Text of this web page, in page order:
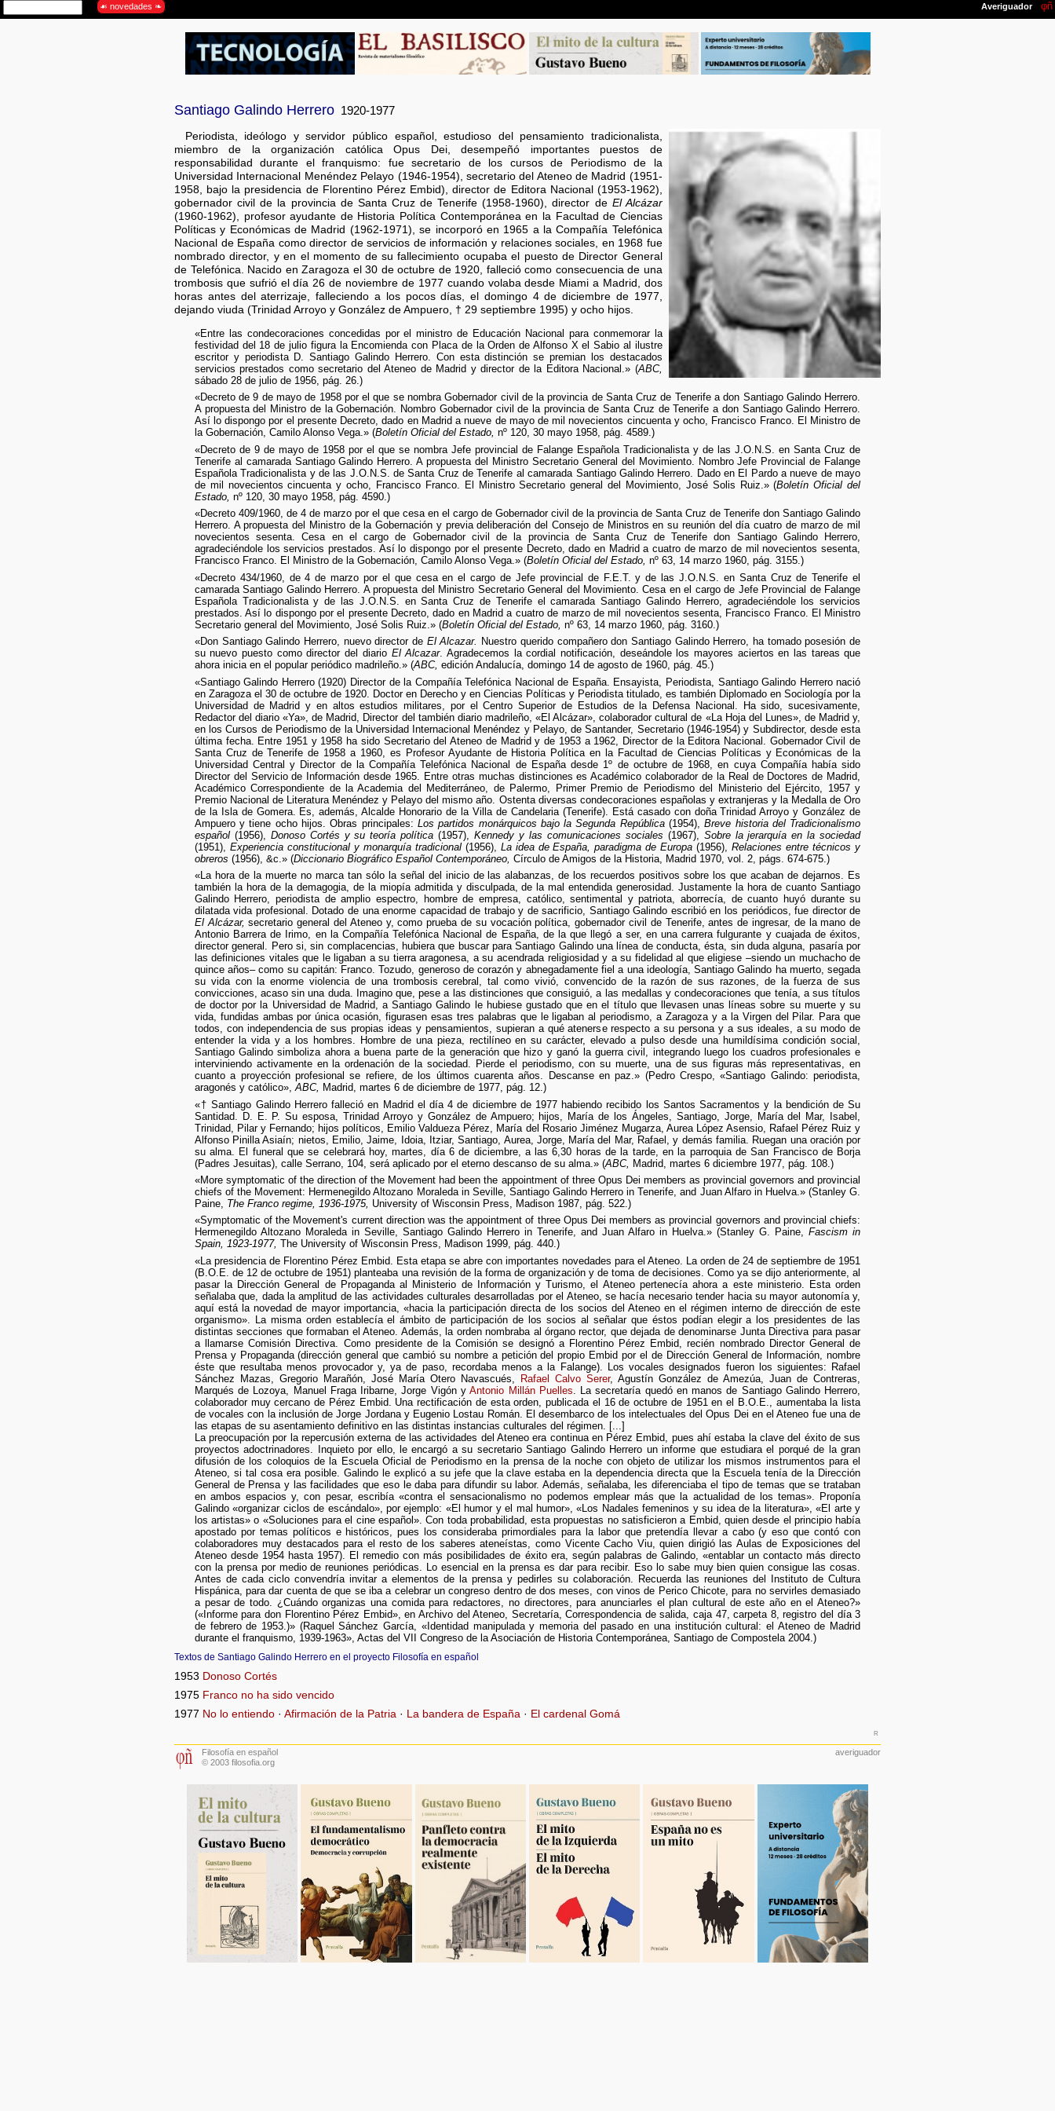
Santiago Galindo Herrero 1920-1977
Periodista, ideólogo y servidor público español, estudioso del pensamiento tradicionalista,
miembro de la organización católica Opus Dei, desempeñó importantes puestos de
responsabilidad durante el franquismo: fue secretario de los cursos de Periodismo de la
Universidad Internacional Menéndez Pelayo (1946-1954), secretario del Ateneo de Madrid (1951-
1958, bajo la presidencia de Florentino Pérez Embid), director de Editora Nacional (1953-1962),
gobernador civil de la provincia de Santa Cruz de Tenerife (1958-1960), director de El Alcázar
(1960-1962), profesor ayudante de Historia Política Contemporánea en la Facultad de Ciencias
Políticas y Económicas de Madrid (1962-1971), se incorporó en 1965 a la Compañía Telefónica
Nacional de España como director de servicios de información y relaciones sociales, en 1968 fue
nombrado director, y en el momento de su fallecimiento ocupaba el puesto de Director General
de Telefónica. Nacido en Zaragoza el 30 de octubre de 1920, falleció como consecuencia de una
trombosis que sufrió el día 26 de noviembre de 1977 cuando volaba desde Miami a Madrid, dos
horas antes del aterrizaje, falleciendo a los pocos días, el domingo 4 de diciembre de 1977,
dejando viuda (Trinidad Arroyo y González de Ampuero, † 29 septiembre 1995) y ocho hijos.
«Entre las condecoraciones concedidas por el ministro de Educación Nacional para conmemorar la
festividad del 18 de julio figura la Encomienda con Placa de la Orden de Alfonso X el Sabio al ilustre
escritor y periodista D. Santiago Galindo Herrero. Con esta distinción se premian los destacados
servicios prestados como secretario del Ateneo de Madrid y director de la Editora Nacional.» (ABC,
sábado 28 de julio de 1956, pág. 26.)
«Decreto de 9 de mayo de 1958 por el que se nombra Gobernador civil de la provincia de Santa Cruz de Tenerife a don Santiago Galindo Herrero.
A propuesta del Ministro de la Gobernación. Nombro Gobernador civil de la provincia de Santa Cruz de Tenerife a don Santiago Galindo Herrero.
Así lo dispongo por el presente Decreto, dado en Madrid a nueve de mayo de mil novecientos cincuenta y ocho, Francisco Franco. El Ministro de
la Gobernación, Camilo Alonso Vega.» (Boletín Oficial del Estado, nº 120, 30 mayo 1958, pág. 4589.)
«Decreto de 9 de mayo de 1958 por el que se nombra Jefe provincial de Falange Española Tradicionalista y de las J.O.N.S. en Santa Cruz de
Tenerife al camarada Santiago Galindo Herrero. A propuesta del Ministro Secretario General del Movimiento. Nombro Jefe Provincial de Falange
Española Tradicionalista y de las J.O.N.S. de Santa Cruz de Tenerife al camarada Santiago Galindo Herrero. Dado en El Pardo a nueve de mayo
de mil novecientos cincuenta y ocho, Francisco Franco. El Ministro Secretario general del Movimiento, José Solis Ruiz.» (Boletín Oficial del
Estado, nº 120, 30 mayo 1958, pág. 4590.)
«Decreto 409/1960, de 4 de marzo por el que cesa en el cargo de Gobernador civil de la provincia de Santa Cruz de Tenerife don Santiago Galindo
Herrero. A propuesta del Ministro de la Gobernación y previa deliberación del Consejo de Ministros en su reunión del día cuatro de marzo de mil
novecientos sesenta. Cesa en el cargo de Gobernador civil de la provincia de Santa Cruz de Tenerife don Santiago Galindo Herrero,
agradeciéndole los servicios prestados. Así lo dispongo por el presente Decreto, dado en Madrid a cuatro de marzo de mil novecientos sesenta,
Francisco Franco. El Ministro de la Gobernación, Camilo Alonso Vega.» (Boletín Oficial del Estado, nº 63, 14 marzo 1960, pág. 3155.)
«Decreto 434/1960, de 4 de marzo por el que cesa en el cargo de Jefe provincial de F.E.T. y de las J.O.N.S. en Santa Cruz de Tenerife el
camarada Santiago Galindo Herrero. A propuesta del Ministro Secretario General del Movimiento. Cesa en el cargo de Jefe Provincial de Falange
Española Tradicionalista y de las J.O.N.S. en Santa Cruz de Tenerife el camarada Santiago Galindo Herrero, agradeciéndole los servicios
prestados. Así lo dispongo por el presente Decreto, dado en Madrid a cuatro de marzo de mil novecientos sesenta, Francisco Franco. El Ministro
Secretario general del Movimiento, José Solis Ruiz.» (Boletín Oficial del Estado, nº 63, 14 marzo 1960, pág. 3160.)
«Don Santiago Galindo Herrero, nuevo director de El Alcazar. Nuestro querido compañero don Santiago Galindo Herrero, ha tomado posesión de
su nuevo puesto como director del diario El Alcazar. Agradecemos la cordial notificación, deseándole los mayores aciertos en las tareas que
ahora inicia en el popular periódico madrileño.» (ABC, edición Andalucía, domingo 14 de agosto de 1960, pág. 45.)
«Santiago Galindo Herrero (1920) Director de la Compañía Telefónica Nacional de España. Ensayista, Periodista, Santiago Galindo Herrero nació
en Zaragoza el 30 de octubre de 1920. Doctor en Derecho y en Ciencias Políticas y Periodista titulado, es también Diplomado en Sociología por la
Universidad de Madrid y en altos estudios militares, por el Centro Superior de Estudios de la Defensa Nacional. Ha sido, sucesivamente,
Redactor del diario «Ya», de Madrid, Director del también diario madrileño, «El Alcázar», colaborador cultural de «La Hoja del Lunes», de Madrid y,
en los Cursos de Periodismo de la Universidad Internacional Menéndez y Pelayo, de Santander, Secretario (1946-1954) y Subdirector, desde esta
última fecha. Entre 1951 y 1958 ha sido Secretario del Ateneo de Madrid y de 1953 a 1962, Director de la Editora Nacional. Gobernador Civil de
Santa Cruz de Tenerife de 1958 a 1960, es Profesor Ayudante de Historia Política en la Facultad de Ciencias Políticas y Económicas de la
Universidad Central y Director de la Compañía Telefónica Nacional de España desde 1º de octubre de 1968, en cuya Compañía había sido
Director del Servicio de Información desde 1965. Entre otras muchas distinciones es Académico colaborador de la Real de Doctores de Madrid,
Académico Correspondiente de la Academia del Mediterráneo, de Palermo, Primer Premio de Periodismo del Ministerio del Ejército, 1957 y
Premio Nacional de Literatura Menéndez y Pelayo del mismo año. Ostenta diversas condecoraciones españolas y extranjeras y la Medalla de Oro
de la Isla de Gomera. Es, además, Alcalde Honorario de la Villa de Candelaria (Tenerife). Está casado con doña Trinidad Arroyo y González de
Ampuero y tiene ocho hijos. Obras principales: Los partidos monárquicos bajo la Segunda República(1954),Breve historia del Tradicionalismo
español(1956), Donoso Cortés y su teoría política (1957),Kennedy y las comunicaciones sociales (1967), Sobre la jerarquía en la sociedad
(1951), Experiencia constitucional y monarquía tradicional(1956), La idea de España, paradigma de Europa (1956),Relaciones entre técnicos y
obreros (1956), &c.» (Diccionario Biográfico Español Contemporáneo, Círculo de Amigos de la Historia, Madrid 1970, vol. 2, págs. 674-675.)
«La hora de la muerte no marca tan sólo la señal del inicio de las alabanzas, de los recuerdos positivos sobre los que acaban de dejarnos. Es
también la hora de la demagogia, de la miopía admitida y disculpada, de la mal entendida generosidad. Justamente la hora de cuanto Santiago
Galindo Herrero, periodista de amplio espectro, hombre de empresa, católico, sentimental y patriota, aborrecía, de cuanto huyó durante su
dilatada vida profesional. Dotado de una enorme capacidad de trabajo y de sacrificio, Santiago Galindo escribió en los periódicos, fue director de
El Alcázar, secretario general del Ateneo y, como prueba de su vocación política, gobernador civil de Tenerife, antes de ingresar, de la mano de
Antonio Barrera de Irimo, en la Compañía Telefónica Nacional de España, de la que llegó a ser, en una carrera fulgurante y cuajada de éxitos,
director general. Pero si, sin complacencias, hubiera que buscar para Santiago Galindo una línea de conducta, ésta, sin duda alguna, pasaría por
las definiciones vitales que le ligaban a su tierra aragonesa, a su acendrada religiosidad y a su fidelidad al que eligiese –siendo un muchacho de
quince años– como su capitán: Franco. Tozudo, generoso de corazón y abnegadamente fiel a una ideología, Santiago Galindo ha muerto, segada
su vida con la enorme violencia de una trombosis cerebral, tal como vivió, convencido de la razón de sus razones, de la fuerza de sus
convicciones, acaso sin una duda. Imagino que, pese a las distinciones que consiguió, a las medallas y condecoraciones que tenía, a sus títulos
de doctor por la Universidad de Madrid, a Santiago Galindo le hubiese gustado que en el título que llevasen unas líneas sobre su muerte y su
vida, fundidas ambas por única ocasión, figurasen esas tres palabras que le ligaban al periodismo, a Zaragoza y a la Virgen del Pilar. Para que
todos, con independencia de sus propias ideas y pensamientos, supieran a qué atenerse respecto a su persona y a sus ideales, a su modo de
entender la vida y a los hombres. Hombre de una pieza, rectilíneo en su carácter, elevado a pulso desde una humildísima condición social,
Santiago Galindo simboliza ahora a buena parte de la generación que hizo y ganó la guerra civil, integrando luego los cuadros profesionales e
interviniendo activamente en la ordenación de la sociedad. Pierde el periodismo, con su muerte, una de sus figuras más representativas, en
cuanto a proyección profesional se refiere, de los últimos cuarenta años. Descanse en paz.» (Pedro Crespo, «Santiago Galindo: periodista,
aragonés y católico»,ABC, Madrid, martes 6 de diciembre de 1977, pág. 12.)
«† Santiago Galindo Herrero falleció en Madrid el día 4 de diciembre de 1977 habiendo recibido los Santos Sacramentos y la bendición de Su
Santidad. D. E. P. Su esposa, Trinidad Arroyo y González de Ampuero; hijos, María de los Ángeles, Santiago, Jorge, María del Mar, Isabel,
Trinidad, Pilar y Fernando; hijos políticos, Emilio Valdueza Pérez, María del Rosario Jiménez Mugarza, Aurea López Asensio, Rafael Pérez Ruiz y
Alfonso Pinilla Asiaín; nietos, Emilio, Jaime, Idoia, Itziar, Santiago, Aurea, Jorge, María del Mar, Rafael, y demás familia. Ruegan una oración por
su alma. El funeral que se celebrará hoy, martes, día 6 de diciembre, a las 6,30 horas de la tarde, en la parroquia de San Francisco de Borja
(Padres Jesuitas), calle Serrano, 104, será aplicado por el eterno descanso de su alma.» (ABC, Madrid, martes 6 diciembre 1977, pág. 108.)
«More symptomatic of the direction of the Movement had been the appointment of three Opus Dei members as provincial governors and provincial
chiefs of the Movement: Hermenegildo Altozano Moraleda in Seville, Santiago Galindo Herrero in Tenerife, and Juan Alfaro in Huelva.» (Stanley G.
Paine, The Franco regime, 1936-1975, University of Wisconsin Press, Madison 1987, pág. 522.)
«Symptomatic of the Movement's current direction was the appointment of three Opus Dei members as provincial governors and provincial chiefs:
Hermenegildo Altozano Moraleda in Seville, Santiago Galindo Herrero in Tenerife, and Juan Alfaro in Huelva.» (Stanley G. Paine,Fascism in
Spain, 1923-1977, The University of Wisconsin Press, Madison 1999, pág. 440.)
«La presidencia de Florentino Pérez Embid. Esta etapa se abre con importantes novedades para el Ateneo. La orden de 24 de septiembre de 1951
(B.O.E. de 12 de octubre de 1951) planteaba una revisión de la forma de organización y de toma de decisiones. Como ya se dijo anteriormente, al
pasar la Dirección General de Propaganda al Ministerio de Información y Turismo, el Ateneo pertenecía ahora a este ministerio. Esta orden
señalaba que, dada la amplitud de las actividades culturales desarrolladas por el Ateneo, se hacía necesario tender hacia su mayor autonomía y,
aquí está la novedad de mayor importancia, «hacia la participación directa de los socios del Ateneo en el régimen interno de dirección de este
organismo». La misma orden establecía el ámbito de participación de los socios al señalar que éstos podían elegir a los presidentes de las
distintas secciones que formaban el Ateneo. Además, la orden nombraba al órgano rector, que dejada de denominarse Junta Directiva para pasar
a llamarse Comisión Directiva. Como presidente de la Comisión se designó a Florentino Pérez Embid, recién nombrado Director General de
Prensa y Propaganda (dirección general que cambió su nombre a petición del propio Embid por el de Dirección General de Información, nombre
éste que resultaba menos provocador y, ya de paso, recordaba menos a la Falange). Los vocales designados fueron los siguientes: Rafael
Sánchez Mazas, Gregorio Marañón, José María Otero Navascués,
Rafael Calvo Serer, Agustín González de Amezúa, Juan de Contreras,
Marqués de Lozoya, Manuel Fraga Iribarne, Jorge Vigón yAntonio Millán Puelles . La secretaría quedó en manos de Santiago Galindo Herrero,
colaborador muy cercano de Pérez Embid. Una rectificación de esta orden, publicada el 16 de octubre de 1951 en el B.O.E., aumentaba la lista
de vocales con la inclusión de Jorge Jordana y Eugenio Lostau Román. El desembarco de los intelectuales del Opus Dei en el Ateneo fue una de
las etapas de su asentamiento definitivo en las distintas instancias culturales del régimen. [...]
La preocupación por la repercusión externa de las actividades del Ateneo era continua en Pérez Embid, pues ahí estaba la clave del éxito de sus
proyectos adoctrinadores. Inquieto por ello, le encargó a su secretario Santiago Galindo Herrero un informe que estudiara el porqué de la gran
difusión de los coloquios de la Escuela Oficial de Periodismo en la prensa de la noche con objeto de utilizar los mismos instrumentos para el
Ateneo, si tal cosa era posible. Galindo le explicó a su jefe que la clave estaba en la dependencia directa que la Escuela tenía de la Dirección
General de Prensa y las facilidades que eso le daba para difundir su labor. Además, señalaba, les diferenciaba el tipo de temas que se trataban
en ambos espacios y, con pesar, escribía «contra el sensacionalismo no podemos emplear más que la actualidad de los temas». Proponía
Galindo «organizar ciclos de escándalo», por ejemplo: «El humor y el mal humor», «Los Nadales femeninos y su idea de la literatura», «El arte y
los artistas» o «Soluciones para el cine español». Con toda probabilidad, esta propuestas no satisficieron a Embid, quien desde el principio había
apostado por temas políticos e históricos, pues los consideraba primordiales para la labor que pretendía llevar a cabo (y eso que contó con
colaboradores muy destacados para el resto de los saberes ateneístas, como Vicente Cacho Viu, quien dirigió las Aulas de Exposiciones del
Ateneo desde 1954 hasta 1957). El remedio con más posibilidades de éxito era, según palabras de Galindo, «entablar un contacto más directo
con la prensa por medio de reuniones periódicas. Lo esencial en la prensa es dar para recibir. Eso lo sabe muy bien quien consigue las cosas.
Antes de cada ciclo convendría invitar a elementos de la prensa y pedirles su colaboración. Recuerda las reuniones del Instituto de Cultura
Hispánica, para dar cuenta de que se iba a celebrar un congreso dentro de dos meses, con vinos de Perico Chicote, para no servirles demasiado
a pesar de todo. ¿Cuándo organizas una comida para redactores, no directores, para anunciarles el plan cultural de este año en el Ateneo?»
(«Informe para don Florentino Pérez Embid», en Archivo del Ateneo, Secretaría, Correspondencia de salida, caja 47, carpeta 8, registro del día 3
de febrero de 1953.)» (Raquel Sánchez García, «Identidad manipulada y memoria del pasado en una institución cultural: el Ateneo de Madrid
durante el franquismo, 1939-1963», Actas del VII Congreso de la Asociación de Historia Contemporánea, Santiago de Compostela 2004.)
Textos de Santiago Galindo Herrero en el proyecto Filosofía en español
1953 Donoso Cortés
1975 Franco no ha sido vencido
1977 No lo entiendo · Afirmación de la Patria · La bandera de España · El cardenal Gomá
r
Filosofía en español
© 2003 filosofia.org
averiguador